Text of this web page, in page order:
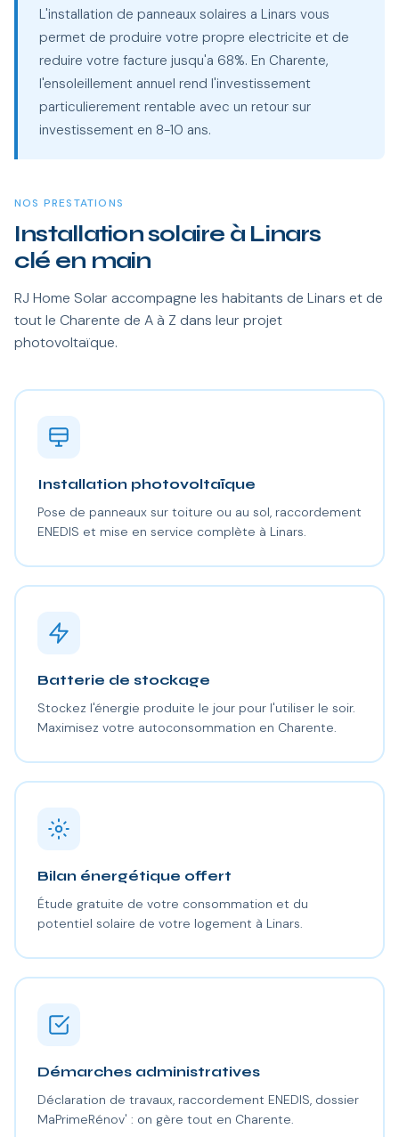
L'installation de panneaux solaires a Linars vous
permet de produire votre propre electricite et de
reduire votre facture jusqu'a 68%. En Charente,
l'ensoleillement annuel rend l'investissement
particulierement rentable avec un retour sur
investissement en 8-10 ans.
NOS PRESTATIONS
Installation solaire à Linars
clé en main
RJ Home Solar accompagne les habitants de Linars et de
tout le Charente de A à Z dans leur projet
photovoltaïque.
Installation photovoltaïque
Pose de panneaux sur toiture ou au sol, raccordement
ENEDIS et mise en service complète à Linars.
Batterie de stockage
Stockez l'énergie produite le jour pour l'utiliser le soir.
Maximisez votre autoconsommation en Charente.
Bilan énergétique offert
Étude gratuite de votre consommation et du
potentiel solaire de votre logement à Linars.
Démarches administratives
Déclaration de travaux, raccordement ENEDIS, dossier
MaPrimeRénov' : on gère tout en Charente.